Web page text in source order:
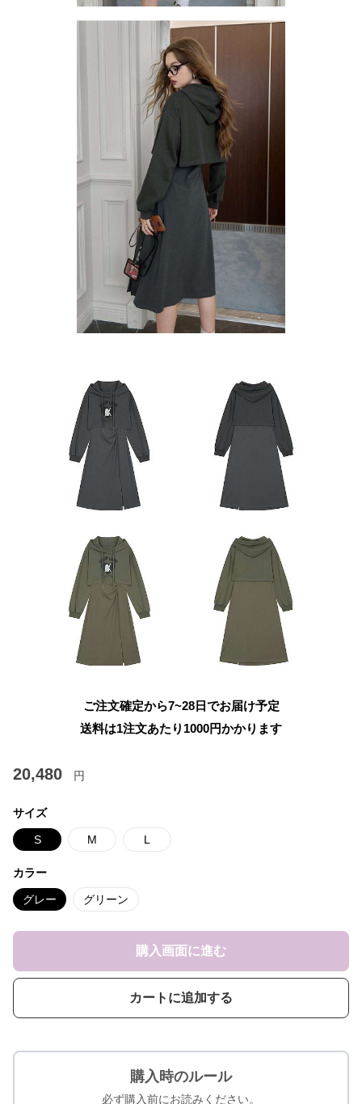
ご注文確定から7~28日でお届け予定
送料は1注文あたり 1000円かかります
20,480 円
サイズ
S M L
カラー
グレー グリーン
購入画面に進む
カートに追加する
購入時のルール
必ず購入前にお読みください。